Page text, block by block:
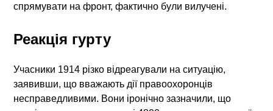
спрямувати на фронт, фактично були вилучені.
Реакція гурту
Учасники 1914 різко відреагували на ситуацію,
заявивши, що вважають дії правоохоронців
несправедливими. Вони іронічно зазначили, що